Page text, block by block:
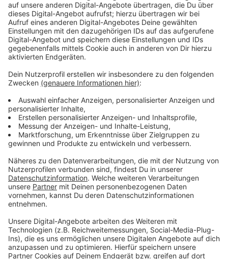
Rheinbühne-Festival startet
Anzeige
Der Künstler Sebastian Lehmann redet über das
Thema Elternzeit. Los gehts um 20 Uhr im Clemens-
August-Saal. Tickets gibts im Vorverkauf ab 19 Euro.
Mehr Infos findet ihrhier!
Anzeige
Filmnächte auf dem Dach der
Anzeige